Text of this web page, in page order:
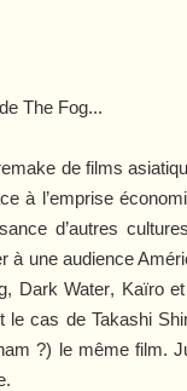
The Fog...
de films
à l’emprise
d’autres
une audience
, Dark Water, Kaïroet
le cas de Takashi
?) le même film.
.